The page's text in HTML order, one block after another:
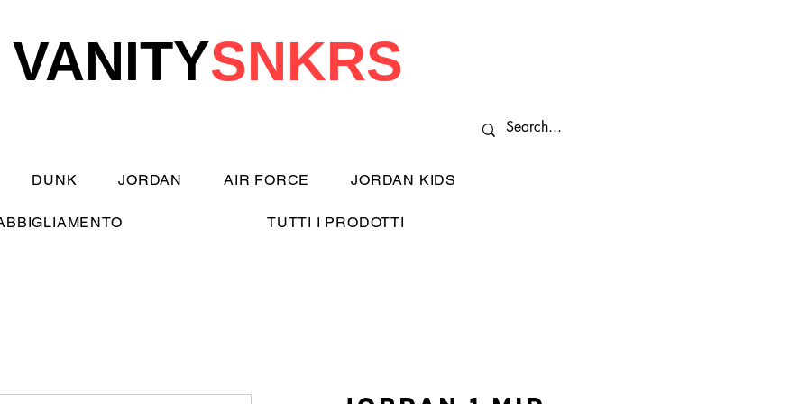
VANITYSNKRS
DUNK JORDAN AIR FORCE JORDAN KIDS
TUTTI I PRODOTTI